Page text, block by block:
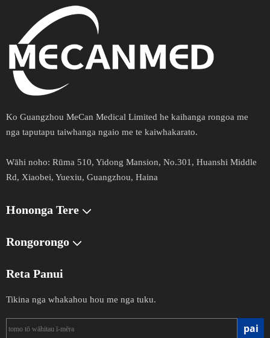
Ko Guangzhou MeCan Medical Limited he kaihanga rongoa me
nga taputapu taiwhanga ngaio me te kaiwhakarato.​​​​​​​
Wāhi noho: Rūma 510, Yidong Mansion, No.301, Huanshi Middle
Rd, Xiaobei, Yuexiu, Guangzhou, Haina
Hononga Tere
Rongorongo
Reta Panui
Tikina nga whakahou hou me nga tuku.
pai